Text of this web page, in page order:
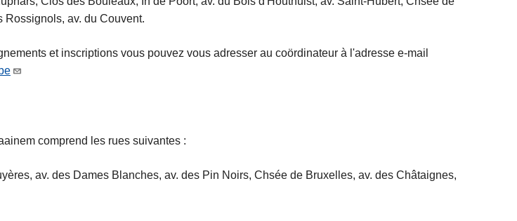
Rossignols, av. du Couvent.
et inscriptions vous pouvez vous adresser au coördinateur à l'adresse e-mail
comprend les rues suivantes :
av. des Dames Blanches, av. des Pin Noirs, Chsée de Bruxelles, av. des Châtaignes,